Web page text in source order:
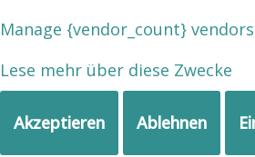
Manage {vendor_count} vendors
Lese mehr über diese Zwecke
Akzeptieren Ablehnen